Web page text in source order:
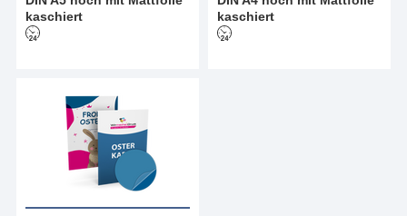
kaschiert
kaschiert